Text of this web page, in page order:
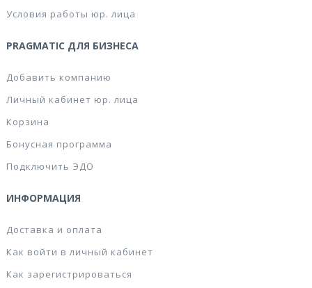
Условия работы юр. лица
PRAGMATIC ДЛЯ БИЗНЕСА
Добавить компанию
Личный кабинет юр. лица
Корзина
Бонусная программа
Подключить ЭДО
ИНФОРМАЦИЯ
Доставка и оплата
Как войти в личный кабинет
Как зарегистрироваться